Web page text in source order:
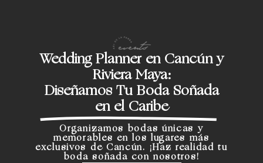
Wedding Planner en Cancún y
Riviera Maya:
Diseñamos Tu Boda Soñada
en el Caribe
Organizamos bodas únicas y
memorables en los lugares más
exclusivos de Cancún. ¡Haz realidad tu
boda soñada con nosotros!